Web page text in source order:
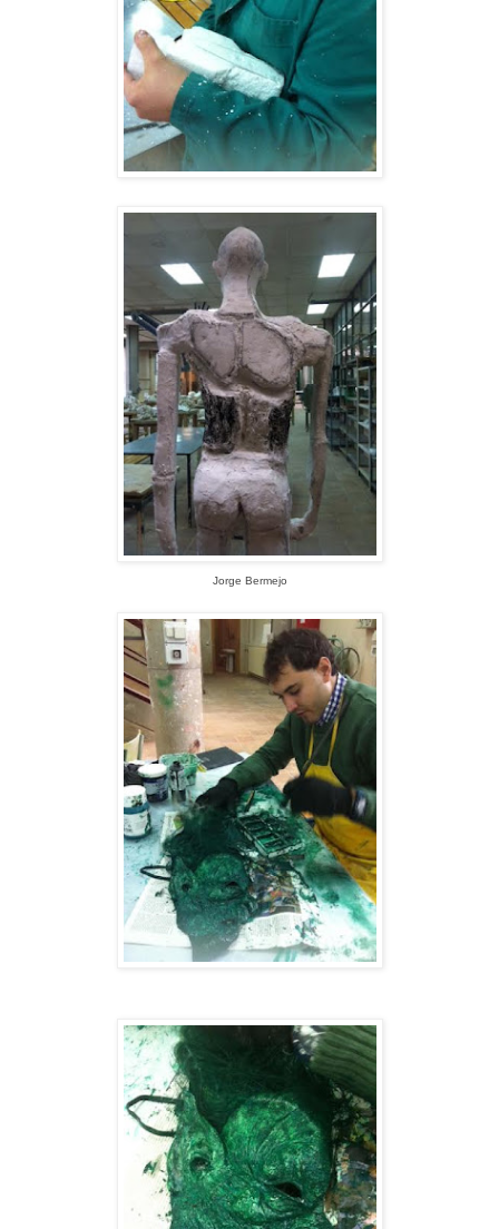
Jorge Bermejo